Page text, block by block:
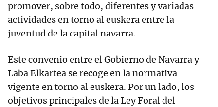
promover, sobre todo, diferentes y variadas
actividades en torno al euskera entre la
juventud de la capital navarra.
Este convenio entre el Gobierno de Navarra y
Laba Elkartea se recoge en la normativa
vigente en torno al euskera. Por un lado, los
objetivos principales de la Ley Foral del